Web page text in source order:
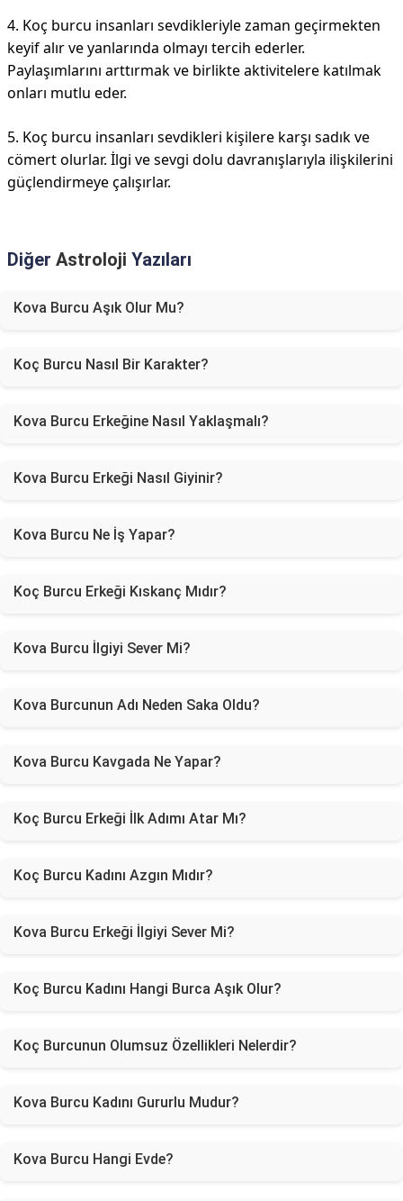
4. Koç burcu insanları sevdikleriyle zaman geçirmekten
keyif alır ve yanlarında olmayı tercih ederler.
Paylaşımlarını arttırmak ve birlikte aktivitelere katılmak
onları mutlu eder.
5. Koç burcu insanları sevdikleri kişilere karşı sadık ve
cömert olurlar. İlgi ve sevgi dolu davranışlarıyla ilişkilerini
güçlendirmeye çalışırlar.
Diğer Astroloji Yazıları
Kova Burcu Aşık Olur Mu?
Koç Burcu Nasıl Bir Karakter?
Kova Burcu Erkeğine Nasıl Yaklaşmalı?
Kova Burcu Erkeği Nasıl Giyinir?
Kova Burcu Ne İş Yapar?
Koç Burcu Erkeği Kıskanç Mıdır?
Kova Burcu İlgiyi Sever Mi?
Kova Burcunun Adı Neden Saka Oldu?
Kova Burcu Kavgada Ne Yapar?
Koç Burcu Erkeği İlk Adımı Atar Mı?
Koç Burcu Kadını Azgın Mıdır?
Kova Burcu Erkeği İlgiyi Sever Mi?
Koç Burcu Kadını Hangi Burca Aşık Olur?
Koç Burcunun Olumsuz Özellikleri Nelerdir?
Kova Burcu Kadını Gururlu Mudur?
Kova Burcu Hangi Evde?